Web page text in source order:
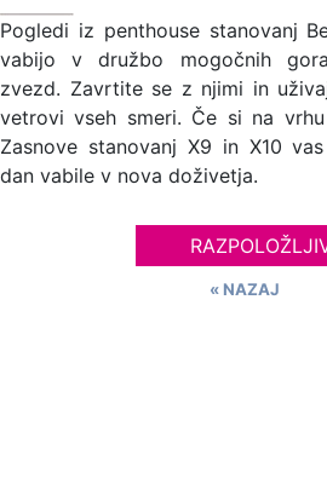
Pogledi iz penthouse stanovanj
vabijo v družbo mogočnih
zvezd. Zavrtite se z njimi in
vetrovi vseh smeri. Če si na
Zasnove stanovanj X9 in X10
dan vabile v nova doživetja.
« NAZAJ